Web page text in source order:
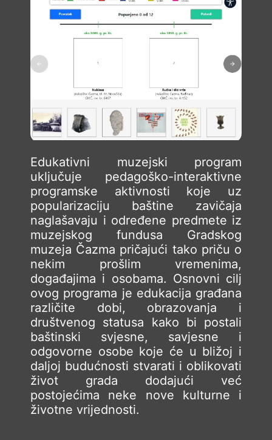
Edukativni muzejski program
uključuje pedagoško-interaktivne
programske aktivnosti koje uz
popularizaciju baštine zavičaja
naglašavaju i određene predmete iz
muzejskog fundusa Gradskog
muzeja Čazma pričajući tako priču o
nekim prošlim vremenima,
događajima i osobama. Osnovni cilj
ovog programa je edukacija građana
različite dobi, obrazovanja i
društvenog statusa kako bi postali
baštinski svjesne, savjesne i
odgovorne osobe koje će u bližoj i
daljoj budućnosti stvarati i oblikovati
život grada dodajući već
postojećima neke nove kulturne i
životne vrijednosti.